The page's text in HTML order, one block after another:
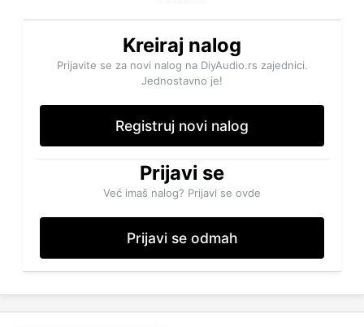
Kreiraj nalog
Prijavite se za novi nalog na DiyAudio.rs zajednici.
Jednostavno je!
Registruj novi nalog
Prijavi se
Već imaš nalog? Prijavi se ovde
Prijavi se odmah